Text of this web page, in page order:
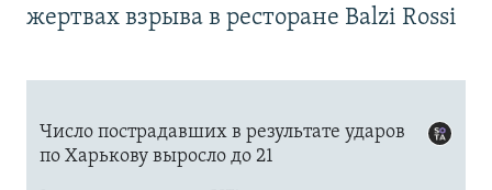
жертвах взрыва в ресторане Balzi Rossi